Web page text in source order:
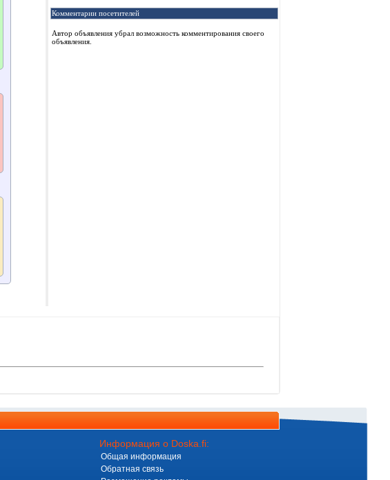
Комментарии посетителей
Автор объявления убрал возможность комментирования своего
объявления.
Информация о Doska.fi:
Общая информация
Обратная связь